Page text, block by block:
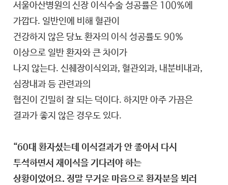
서울아산병원의 신장 이식수술 성공률은 100%에
가깝다. 일반인에 비해 혈관이
건강하지 않은 당뇨 환자의 이식 성공률도 90%
이상으로 일반 환자와 큰 차이가
나지 않는다. 신췌장이식외과, 혈관외과, 내분비내과,
심장내과 등 관련과의
협진이 긴밀히 잘 되는 덕이다. 하지만 아주 가끔은
결과가 좋지 않은 경우도 있다.
“60대 환자셨는데 이식결과가 안 좋아서 다시
투석하면서 재이식을 기다려야 하는
상황이었어요. 정말 무거운 마음으로 환자분을 뵈러